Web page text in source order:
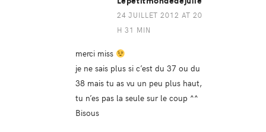
24 JUILLET 2012 AT 20
H 31 MIN
merci miss
je ne sais plus si c’est du 37 ou du
38 mais tu as vu un peu plus haut,
tu n’es pas la seule sur le coup ^^
Bisous